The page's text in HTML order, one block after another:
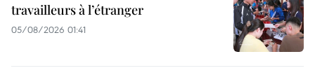
travailleurs à l’étranger
05/08/2026 01:41